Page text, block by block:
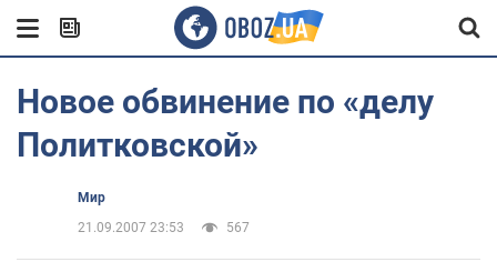
Новое обвинение по «делу
Политковской»
Мир
21.09.2007 23:53
567